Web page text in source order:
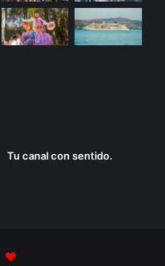
Tu canal con sentido.